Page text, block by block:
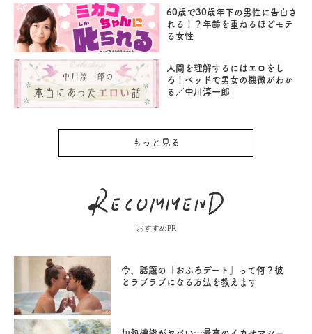
60歳で30歳年下の男性に告白さ
れる！？年齢を重ねるほどモテ
る女性
人間を理解するにはエロをし
ろ！ベッドで男女の機微がわか
る／中川淳一郎
もっと見る
おすすめPR
今、話題の「おふろデート」って何？彼
とラブラブになる方法を教えます